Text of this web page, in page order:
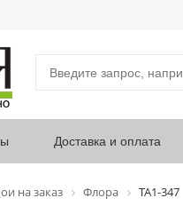
Доставка и оплата
на заказ Флора ТА1-347